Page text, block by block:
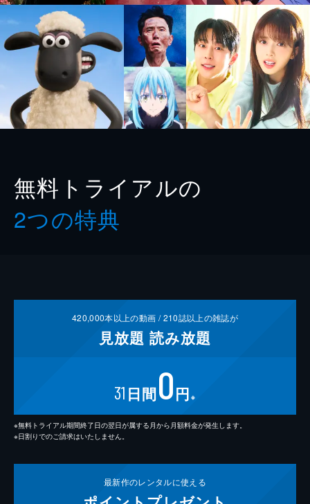
無料トライアルの
2つの特典
420,000本以上の動画 /210誌以上の雑誌が
見放題 読み放題
31 日間0円 ※
※無料トライアル期間終了日の翌日が属する月から月額料金が発生します。
※日割りでのご請求はいたしません。
最新作のレンタルに使える